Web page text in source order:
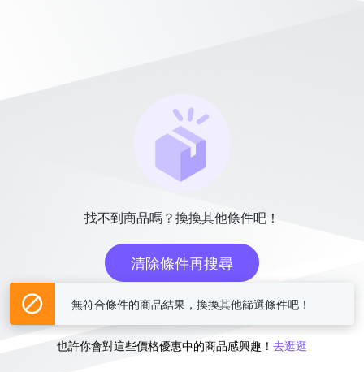
找不到商品嗎？換換其他條件吧！
清除條件再搜尋
或
也許你會對這些價格優惠中的商品感興趣！ 去逛逛
無符合條件的商品結果，換換其他篩選條件吧！